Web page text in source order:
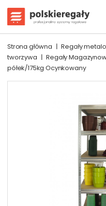
Strona główna | Regały
tworzywa | Regały
półek/175kg Ocynkowany